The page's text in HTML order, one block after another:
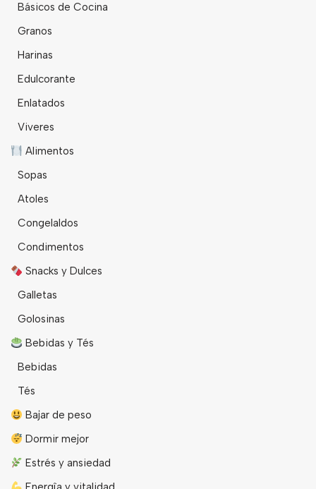
Básicos de Cocina
Granos
Harinas
Edulcorante
Enlatados
Viveres
Alimentos
Sopas
Atoles
Congelaldos
Condimentos
Snacks y Dulces
Galletas
Golosinas
Bebidas y Tés
Bebidas
Tés
Bajar de peso
Dormir mejor
Estrés y ansiedad